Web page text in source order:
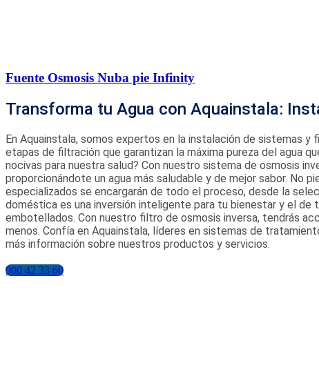
Fuente Osmosis Nuba pie Infinity
Transforma tu Agua con Aquainstala:
En Aquainstala, somos expertos en la instalación de sistemas
etapas de filtración que garantizan la máxima pureza del agua
nocivas para nuestra salud? Con nuestro sistema de osmosis
proporcionándote un agua más saludable y de mejor sabor. No
especializados se encargarán de todo el proceso, desde la
doméstica es una inversión inteligente para tu bienestar y el
embotellados. Con nuestro filtro de osmosis inversa, tendrás
menos. Confía en Aquainstala, líderes en sistemas de
más información sobre nuestros productos y servicios.
900 42 33 60